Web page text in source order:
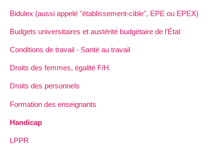
Bidulex (aussi appelé "établissement-cible", EPE ou EPEX)
Budgets universitaires et austérité budgétaire de l’État
Conditions de travail - Santé au travail
Droits des femmes, égalité F/H
Droits des personnels
Formation des enseignants
Handicap
LPPR